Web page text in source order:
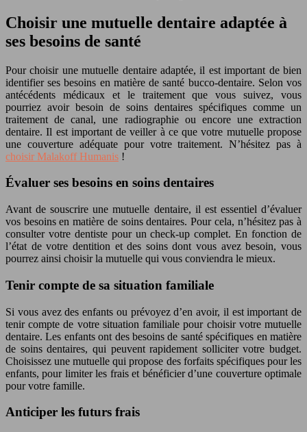
Choisir une mutuelle dentaire adaptée à
ses besoins de santé
Pour choisir une mutuelle dentaire adaptée, il est important de bien
identifier ses besoins en matière de santé bucco-dentaire. Selon vos
antécédents médicaux et le traitement que vous suivez, vous
pourriez avoir besoin de soins dentaires spécifiques comme un
traitement de canal, une radiographie ou encore une extraction
dentaire. Il est important de veiller à ce que votre mutuelle propose
une couverture adéquate pour votre traitement. N’hésitez pas à
choisir Malakoff Humanis !
Évaluer ses besoins en soins dentaires
Avant de souscrire une mutuelle dentaire, il est essentiel d’évaluer
vos besoins en matière de soins dentaires. Pour cela, n’hésitez pas à
consulter votre dentiste pour un check-up complet. En fonction de
l’état de votre dentition et des soins dont vous avez besoin, vous
pourrez ainsi choisir la mutuelle qui vous conviendra le mieux.
Tenir compte de sa situation familiale
Si vous avez des enfants ou prévoyez d’en avoir, il est important de
tenir compte de votre situation familiale pour choisir votre mutuelle
dentaire. Les enfants ont des besoins de santé spécifiques en matière
de soins dentaires, qui peuvent rapidement solliciter votre budget.
Choisissez une mutuelle qui propose des forfaits spécifiques pour les
enfants, pour limiter les frais et bénéficier d’une couverture optimale
pour votre famille.
Anticiper les futurs frais